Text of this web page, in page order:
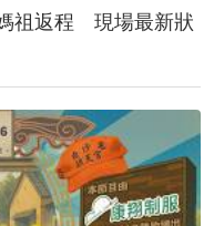
祖返程 現場最新狀